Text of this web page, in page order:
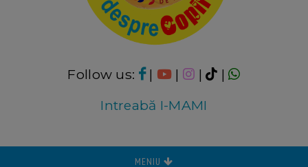
Follow us: | | |
|
Intreabă I-MAMI
MENIU